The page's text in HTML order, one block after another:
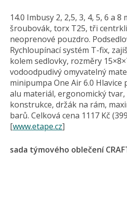
14.0 Imbusy 2, 2,5, 3, 4, 5, 6 a
šroubovák, torx T25, tři
neoprenové pouzdro.
Rychloupínací systém T-fix,
kolem sedlovky, rozměry
vodoodpudivý omyvatelný
minipumpa One Air 6.0
alu materiál, ergonomický
konstrukce, držák na rám,
barů. Celková cena 1117 Kč
[www.etape.cz]
sada týmového oblečení CRAFT